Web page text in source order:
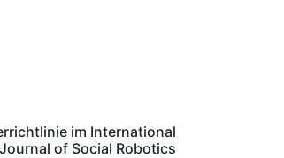
im International
Journal of Social Robotics